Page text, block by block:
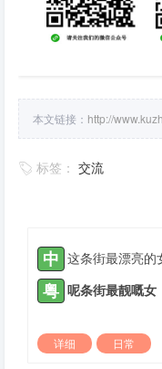
本文链接： http://
标签： 交流
中
粤 呢条街最靓嘅女
详细
日常